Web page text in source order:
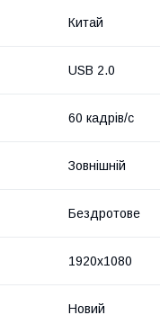
Китай
USB 2.0
60 кадрів/с
Зовнішній
Бездротове
1920x1080
Новий